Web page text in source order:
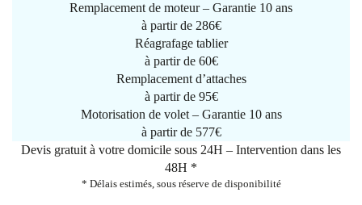
Remplacement de moteur – Garantie 10 ans
à partir de 286€
Réagrafage tablier
à partir de 60€
Remplacement d’attaches
à partir de 95€
Motorisation de volet – Garantie 10 ans
à partir de 577€
Devis gratuit à votre domicile sous 24H – Intervention dans les
48H *
* Délais estimés, sous réserve de disponibilité